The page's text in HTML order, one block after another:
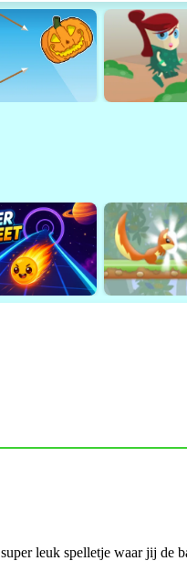
leuk spelletje waar jij de